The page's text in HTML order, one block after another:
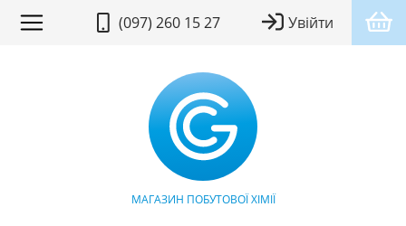
(097) 260 15 27 Увійти
МАГАЗИН ПОБУТОВОЇ ХІМІЇ